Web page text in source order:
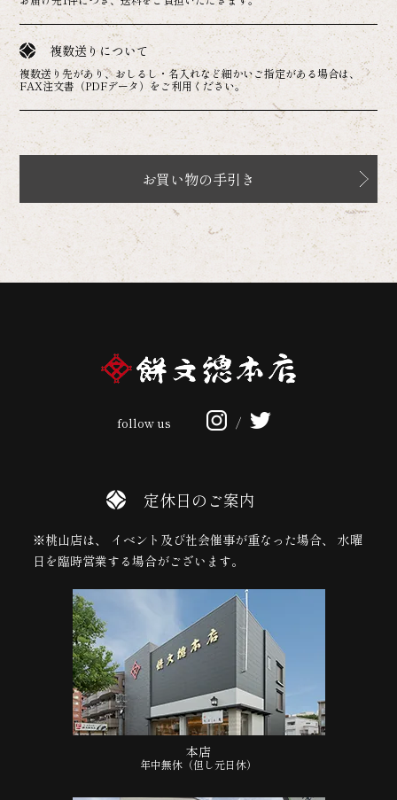
複数送りについて
複数送り先があり、おしるし・名入れなど細かいご指定がある場合は、
FAX注文書（PDFデータ）をご利用ください。
お買い物の手引き
follow us /
定休日のご案内
※桃山店は、 イベント及び社会催事が重なった場合、 水曜
日を臨時営業する場合がございます。
本店
年中無休（但し元日休）